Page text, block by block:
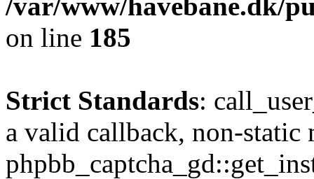
on line 185
Strict Standards:
a valid callback, non-static